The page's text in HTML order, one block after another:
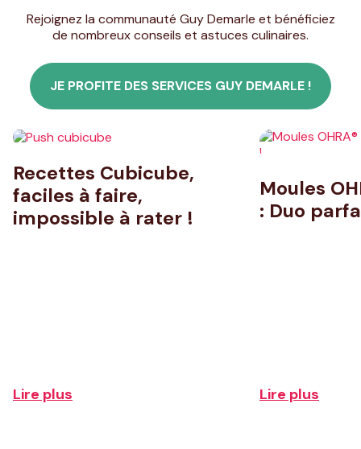
Rejoignez la communauté Guy Demarle et bénéficiez
de nombreux conseils et astuces culinaires.
JE PROFITE DES SERVICES GUY DEMARLE !
Recettes Cubicube,
faciles à faire,
impossible à rater !
Lire plus
Moules
: Duo
Lire plus